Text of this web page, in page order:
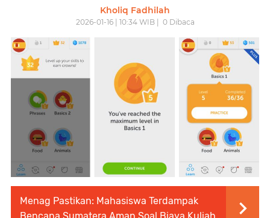
Kholiq Fadhilah
2026-01-16 | 10:34 WIB | 0Dibaca
Menag Pastikan: Mahasiswa Terdampak